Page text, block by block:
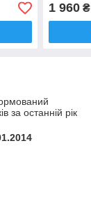
1 960₴
за останній рік